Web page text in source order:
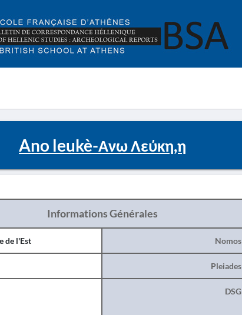
Ano leukè-Ανω Λεύκη,η
Informations Générales
de l'Est Nomos
Pleiades
DSG